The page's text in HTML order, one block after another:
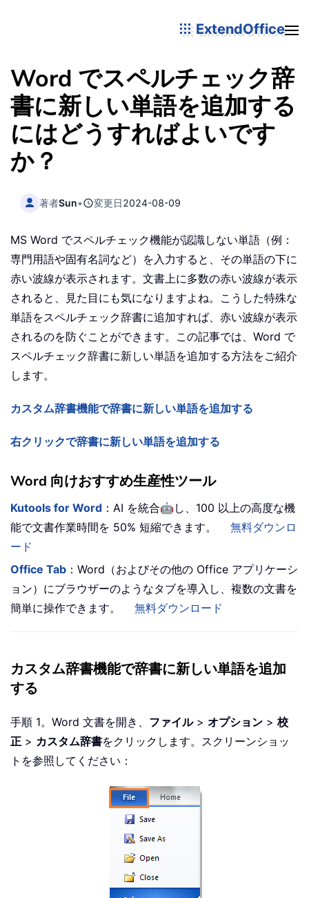
ExtendOffice
Word でスペルチェック辞
書に新しい単語を追加する
にはどうすればよいです
か？
著者Sun• 変更日2024-08-09
MS Word でスペルチェック機能が認識しない単語（例：
専門用語や固有名詞など）を入力すると、その単語の下に
赤い波線が表示されます。文書上に多数の赤い波線が表示
されると、見た目にも気になりますよね。こうした特殊な
単語をスペルチェック辞書に追加すれば、赤い波線が表示
されるのを防ぐことができます。この記事では、Word で
スペルチェック辞書に新しい単語を追加する方法をご紹介
します。
カスタム辞書機能で辞書に新しい単語を追加する
右クリックで辞書に新しい単語を追加する
Word 向けおすすめ生産性ツール
Kutools for Word ：AI を統合🤖 し、100 以上の高度な機
能で文書作業時間を 50% 短縮できます。
無料ダウンロ
ード
Office Tab ：Word（およびその他の Office アプリケーシ
ョン）にブラウザーのようなタブを導入し、複数の文書を
簡単に操作できます。
無料ダウンロード
カスタム辞書機能で辞書に新しい単語を追加
する
手順 1。Word 文書を開き、 ファイル> オプション > 校
正 > カスタム辞書をクリックします。スクリーンショッ
トを参照してください：